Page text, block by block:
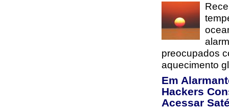
preocupados
aquecimento
Em
Hackers
Acessar